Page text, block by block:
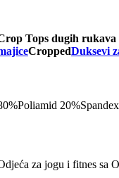
Tops dugih
CroppedDuksevi
20%Spandex
za jogu i fitnes sa